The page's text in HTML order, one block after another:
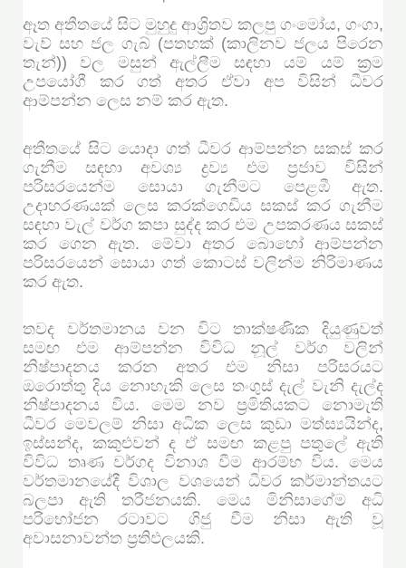
ඈත අතීතයේ සිට මුහුදු ආශ්‍රිතව කලපු ගංමෝය, ගංගා,
වැව් සහ ජල ගැබ් (පතහක් (කාලිනව ජලය පිරෙන
තැන්)) වල මසුන් ඇල්ලීම සඳහා යම් යම් ක්‍රම
උපයෝගී කර ගත් අතර ඒවා අප විසින් ධීවර
ආම්පන්න ලෙස නම් කර ඇත.
අතීතයේ සිට යොදා ගත් ධීවර ආම්පන්න සකස් කර
ගැනීම සඳහා අවශ්‍ය ද්‍රව්‍ය එම ප්‍රජාව විසින්
පරිසරයෙන්ම සොයා ගැනීමට පෙළඹී ඇත.
උදාහරණයක් ලෙස කරක්ගෙඩිය සකස් කර ගැනීම
සඳහා වැල් වර්ග කපා සුද්ද කර එම උපකරණය සකස්
කර ගෙන ඇත. මේවා අතර බොහෝ ආම්පන්න
පරිසරයෙන් සොයා ගත් කොටස් වලින්ම නිරිමාණය
කර ඇත.
තවද වර්තමානය වන විට තාක්ෂණික දියුණුවත්
සමඟ එම ආම්පන්න විවිධ නූල් වර්ග වලින්
නිෂ්පාදනය කරන අතර එම නිසා පරිසරයට
ඔරොත්තු දිය නොහැකි ලෙස තංගුස් දැල් වැනි දැල්ද
නිෂ්පාදනය විය. මෙම නව ප්‍රමිතියකට නොමැති
ධීවර මෙවලම් නිසා අධික ලෙස කුඩා මත්ස්‍යයින්ද,
ඉස්සන්ද, කකුළුවන් ද ඒ සමඟ කළපු පතුලේ ඇති
විවිධ තෘණ වර්ගද විනාශ වීම ආරම්භ විය. මෙය
වර්තමානයේදී විශාල වශයෙන් ධීවර කර්මාන්තයට
බලපා ඇති තරීජනයකි. මෙය මිනිසාගේම අධි
පරිභෝජන රටාවට ගිජු වීම නිසා ඇති වූ
අවාසනාවන්ත ප්‍රතිඵලයකි.